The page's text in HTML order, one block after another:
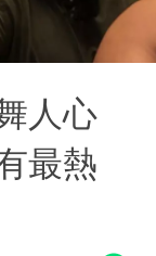
人心
最熱